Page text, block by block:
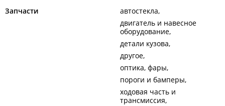
Запчасти
автостекла
двигатель и навесное
оборудование
детали кузова
другое
оптика, фары
пороги и бамперы
ходовая часть и
трансмиссия